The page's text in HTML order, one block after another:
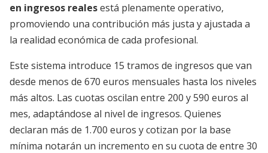
en ingresos realesestá plenamente operativo,
promoviendo una contribución más justa y ajustada a
la realidad económica de cada profesional.
Este sistema introduce 15 tramos de ingresos que van
desde menos de 670 euros mensuales hasta los niveles
más altos. Las cuotas oscilan entre 200 y 590 euros al
mes, adaptándose al nivel de ingresos. Quienes
declaran más de 1.700 euros y cotizan por la base
mínima notarán un incremento en su cuota de entre 30